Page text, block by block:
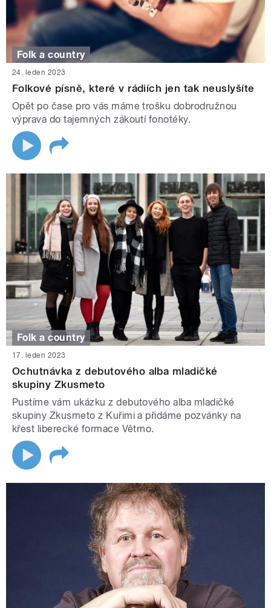
Folk a country
24. leden 2023
Folkové písně, které v rádiích jen tak neuslyšíte
Opět po čase pro vás máme trošku dobrodružnou
výprava do tajemných zákoutí fonotéky.
Folk a country
17. leden 2023
Ochutnávka z debutového alba mladičké
skupiny Zkusmeto
Pustíme vám ukázku z debutového alba mladičké
skupiny Zkusmeto z Kuřimi a přidáme pozvánky na
křest liberecké formace Větrno.